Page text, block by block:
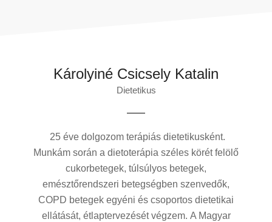
Károlyiné Csicsely Katalin
Dietetikus
25 éve dolgozom terápiás dietetikusként.
Munkám során a dietoterápia széles körét felölő
cukorbetegek, túlsúlyos betegek,
emésztőrendszeri betegségben szenvedők,
COPD betegek egyéni és csoportos dietetikai
ellátását, étlaptervezését végzem. A Magyar